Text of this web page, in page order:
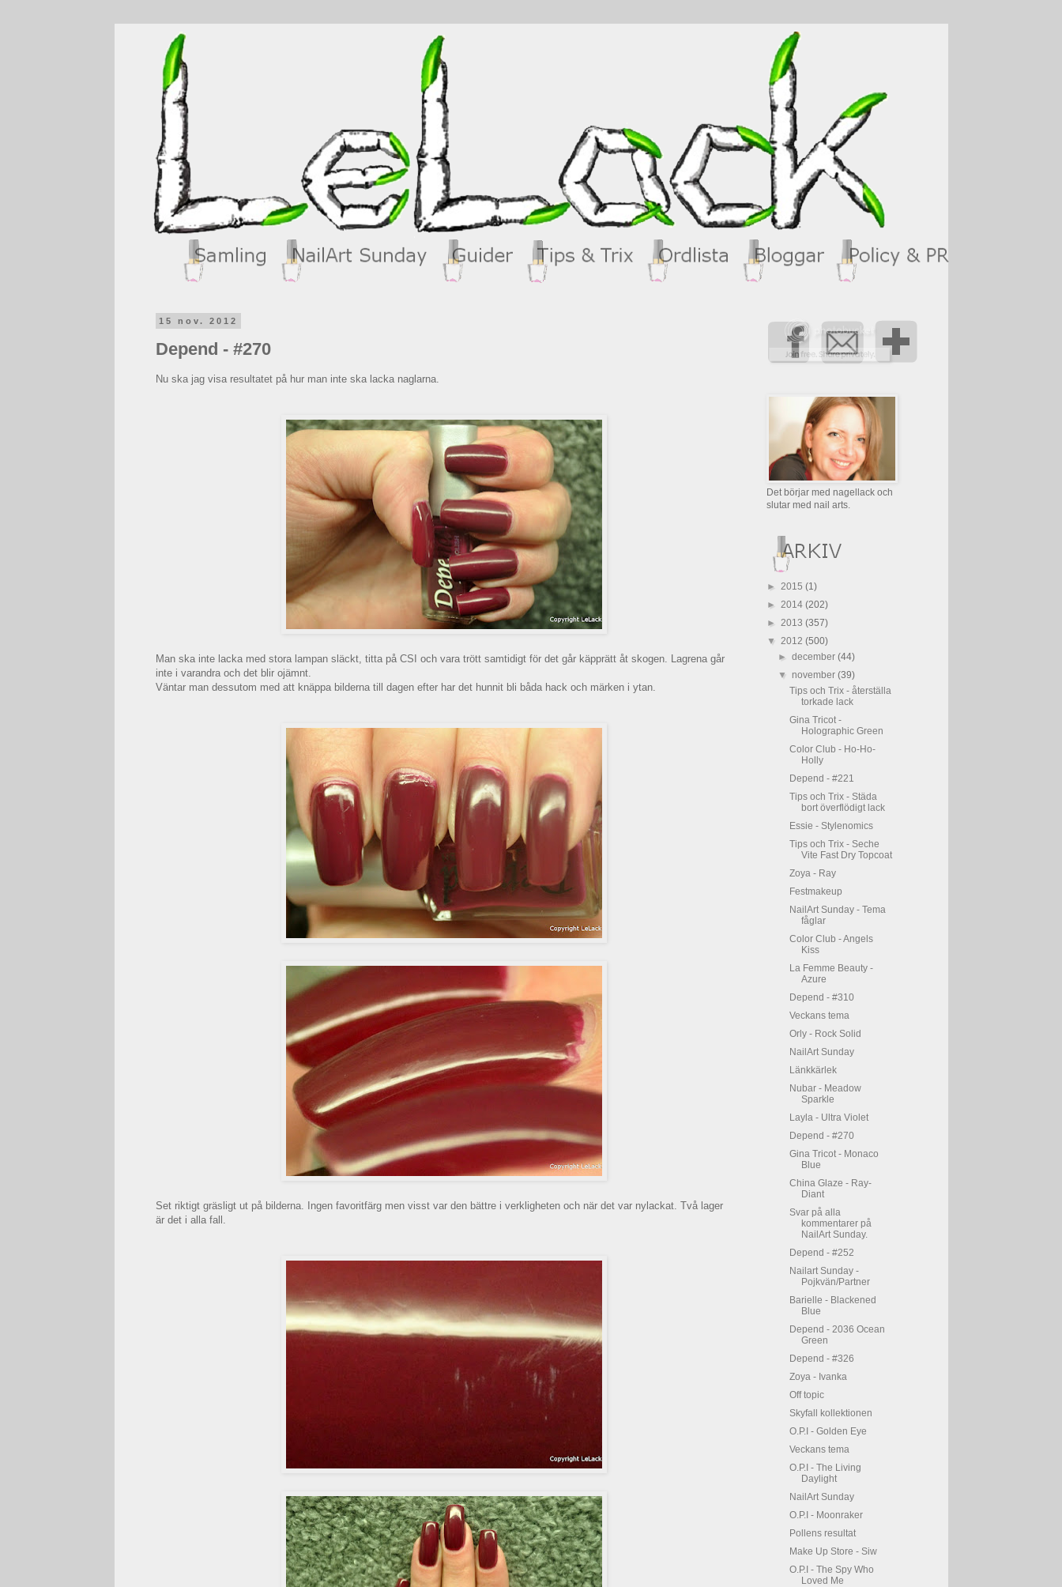
15 nov. 2012
Depend - #270
Nu ska jag visa resultatet på hur man inte ska lacka naglarna.
Man ska inte lacka med stora lampan släckt, titta på CSI och vara trött samtidigt för det går käpprätt åt skogen. Lagrena går
inte i varandra och det blir ojämnt.
Väntar man dessutom med att knäppa bilderna till dagen efter har det hunnit bli båda hack och märken i ytan.
Set riktigt gräsligt ut på bilderna. Ingen favoritfärg men visst var den bättre i verkligheten och när det var nylackat. Två lager
är det i alla fall.
Det börjar med nagellack och
slutar med nail arts.
► 2015 (1)
► 2014 (202)
► 2013 (357)
▼ 2012 (500)
► december (44)
▼ november (39)
Tips och Trix - återställa
torkade lack
Gina Tricot -
Holographic Green
Color Club - Ho-Ho-
Holly
Depend - #221
Tips och Trix - Städa
bort överflödigt lack
Essie - Stylenomics
Tips och Trix - Seche
Vite Fast Dry Topcoat
Zoya - Ray
Festmakeup
NailArt Sunday - Tema
fåglar
Color Club - Angels
Kiss
La Femme Beauty -
Azure
Depend - #310
Veckans tema
Orly - Rock Solid
NailArt Sunday
Länkkärlek
Nubar - Meadow
Sparkle
Layla - Ultra Violet
Depend - #270
Gina Tricot - Monaco
Blue
China Glaze - Ray-
Diant
Svar på alla
kommentarer på
NailArt Sunday.
Depend - #252
Nailart Sunday -
Pojkvän/Partner
Barielle - Blackened
Blue
Depend - 2036 Ocean
Green
Depend - #326
Zoya - Ivanka
Off topic
Skyfall kollektionen
O.P.I - Golden Eye
Veckans tema
O.P.I - The Living
Daylight
NailArt Sunday
O.P.I - Moonraker
Pollens resultat
Make Up Store - Siw
O.P.I - The Spy Who
Loved Me